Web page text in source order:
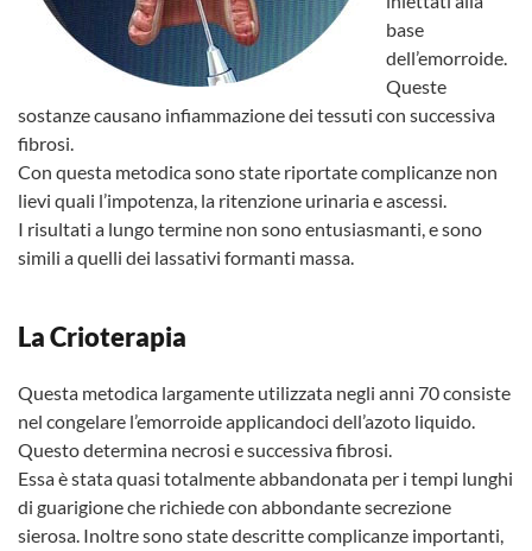
base
dell’emorroide.
Queste
sostanze causano infiammazione dei tessuti con successiva
fibrosi.
Con questa metodica sono state riportate complicanze non
lievi quali l’impotenza, la ritenzione urinaria e ascessi.
I risultati a lungo termine non sono entusiasmanti, e sono
simili a quelli dei lassativi formanti massa.
La Crioterapia
Questa metodica largamente utilizzata negli anni 70 consiste
nel congelare l’emorroide applicandoci dell’azoto liquido.
Questo determina necrosi e successiva fibrosi.
Essa è stata quasi totalmente abbandonata per i tempi lunghi
di guarigione che richiede con abbondante secrezione
sierosa. Inoltre sono state descritte complicanze importanti,